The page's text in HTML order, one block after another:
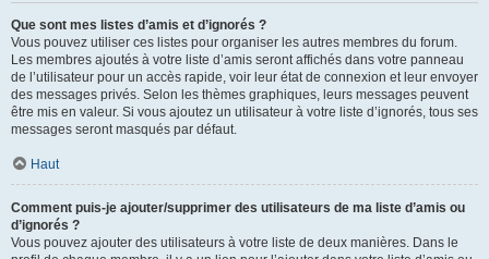
Que sont mes listes d’amis et d’ignorés ?
Vous pouvez utiliser ces listes pour organiser les autres membres du forum.
Les membres ajoutés à votre liste d’amis seront affichés dans votre panneau
de l’utilisateur pour un accès rapide, voir leur état de connexion et leur envoyer
des messages privés. Selon les thèmes graphiques, leurs messages peuvent
être mis en valeur. Si vous ajoutez un utilisateur à votre liste d’ignorés, tous ses
messages seront masqués par défaut.
Haut
Comment puis-je ajouter/supprimer des utilisateurs de ma liste d’amis ou
d’ignorés ?
Vous pouvez ajouter des utilisateurs à votre liste de deux manières. Dans le